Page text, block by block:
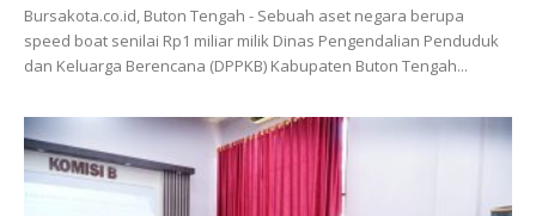
Bursakota.co.id, Buton Tengah - Sebuah aset negara berupa
speed boat senilai Rp1 miliar milik Dinas Pengendalian Penduduk
dan Keluarga Berencana (DPPKB) Kabupaten Buton Tengah...